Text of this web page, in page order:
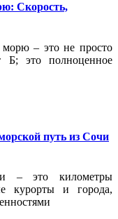
Скорость,
– это не просто
это полноценное
путь из Сочи
– это километры
курорты и города,